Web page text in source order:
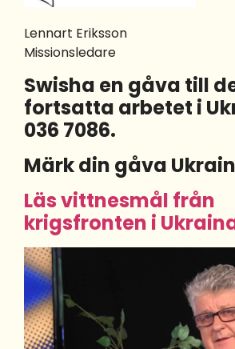
Lennart Eriksson
Missionsledare
Swisha en gåva till
fortsatta arbetet i
036 7086.
Märk din gåva
Läs vittnesmål från
krigsfronten i